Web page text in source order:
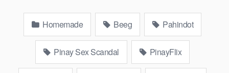
Homemade Beeg Pahindot
Pinay Sex Scandal PinayFlix